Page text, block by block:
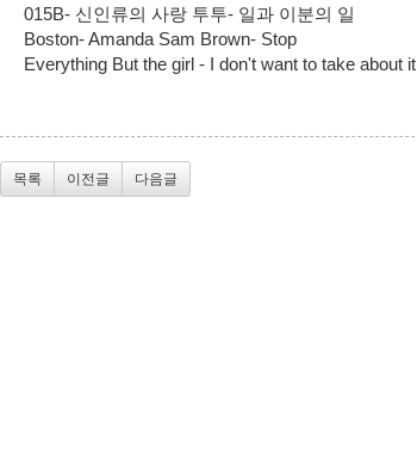
015B- 신인류의 사랑 투투- 일과 이분의 일
Boston- Amanda Sam Brown- Stop
Everything But the girl - I don't want to take about it
목록 이전글 다음글